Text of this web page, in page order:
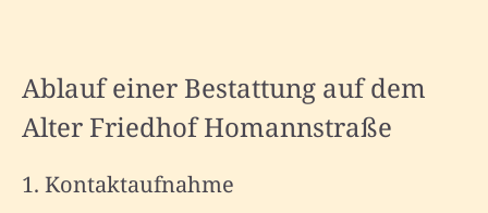
Ablauf einer Bestattung auf dem
Alter Friedhof Homannstraße
1. Kontaktaufnahme